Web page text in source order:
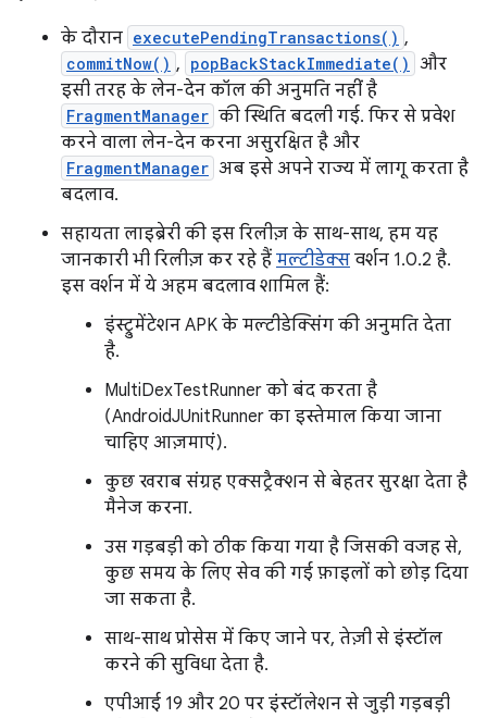
के दौरान executePendingTransactions() ,
commitNow() , popBackStackImmediate() और
इसी तरह के लेन-देन कॉल की अनुमति नहीं है
FragmentManager की स्थिति बदली गई. फिर से प्रवेश
करने वाला लेन-देन करना असुरक्षित है और
FragmentManager अब इसे अपने राज्य में लागू करता है
बदलाव.
सहायता लाइब्रेरी की इस रिलीज़ के साथ-साथ, हम यह
जानकारी भी रिलीज़ कर रहे हैं मल्टीडेक्स वर्शन 1.0.2 है.
इस वर्शन में ये अहम बदलाव शामिल हैं:
इंस्ट्रुमेंटेशन APK के मल्टीडेक्सिंग की अनुमति देता
है.
MultiDexTestRunner को बंद करता है
(AndroidJUnitRunner का इस्तेमाल किया जाना
चाहिए आज़माएं).
कुछ खराब संग्रह एक्सट्रैक्शन से बेहतर सुरक्षा देता है
मैनेज करना.
उस गड़बड़ी को ठीक किया गया है जिसकी वजह से,
कुछ समय के लिए सेव की गई फ़ाइलों को छोड़ दिया
जा सकता है.
साथ-साथ प्रोसेस में किए जाने पर, तेज़ी से इंस्टॉल
करने की सुविधा देता है.
एपीआई 19 और 20 पर इंस्टॉलेशन से जुड़ी गड़बड़ी